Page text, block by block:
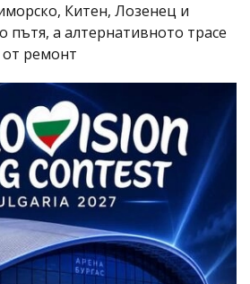
Китен, Лозенец и
пътя, а алтернативното трасе
ремонт